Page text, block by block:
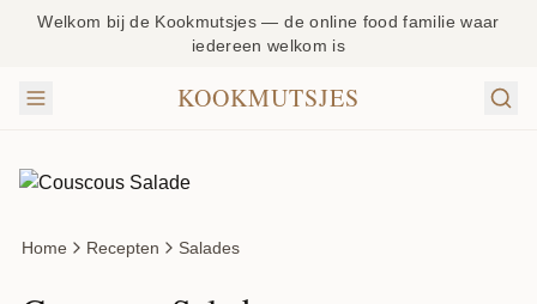
Welkom bij de Kookmutsjes — de online food familie waar
iedereen welkom is
KOOKMUTSJES
Home Recepten Salades